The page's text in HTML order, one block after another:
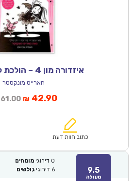
איזדורה מון 4 – הולכת למופע בלט
הארייט מונקסטר
61.00המחיר
₪61.00.
₪ 42.90המחיר
הוא:
כתוב חוות דעת
9.5
מעולה
0 דירוגי מומחים
6 דירוגי גולשים